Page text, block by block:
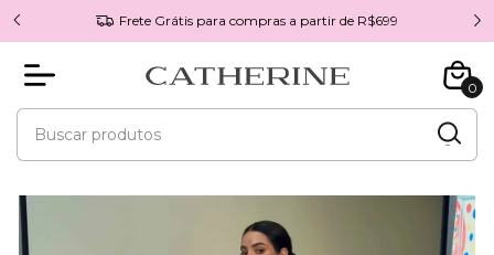
Frete Grátis para compras a partir de R$699
0